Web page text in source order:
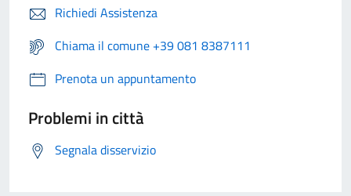
Richiedi Assistenza
Chiama il comune +39 081 8387111
Prenota un appuntamento
Problemi in città
Segnala disservizio